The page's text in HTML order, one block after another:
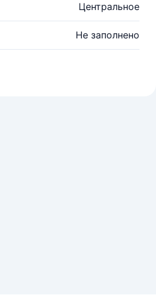
Центральное
Не заполнено